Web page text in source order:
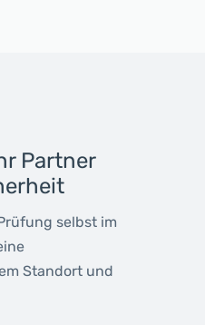
Partner
selbst im
Standort und